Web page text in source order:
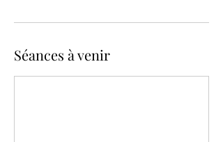
Séances à venir